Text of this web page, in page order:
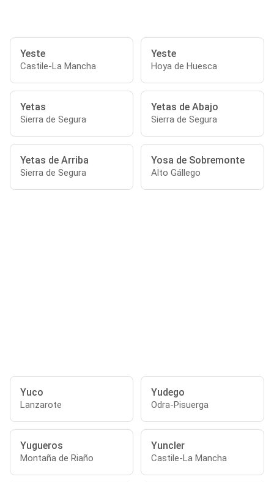
Yeste
Castile-La Mancha
Yeste
Hoya de Huesca
Yetas
Sierra de Segura
Yetas de Abajo
Sierra de Segura
Yetas de Arriba
Sierra de Segura
Yosa de Sobremonte
Alto Gállego
Yuco
Lanzarote
Yudego
Odra-Pisuerga
Yugueros
Montaña de Riaño
Yuncler
Castile-La Mancha